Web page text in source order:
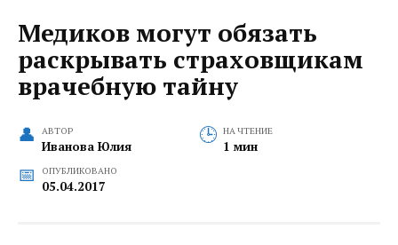
Медиков могут обязать
раскрывать страховщикам
врачебную тайну
АВТОР
Иванова Юлия
НА ЧТЕНИЕ
1 мин
ОПУБЛИКОВАНО
05.04.2017